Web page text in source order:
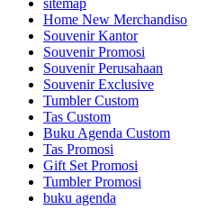
Home New Merchandiso
Souvenir Kantor
Souvenir Promosi
Souvenir Perusahaan
Souvenir Exclusive
Tumbler Custom
Tas Custom
Buku Agenda Custom
Tas Promosi
Gift Set Promosi
Tumbler Promosi
buku agenda